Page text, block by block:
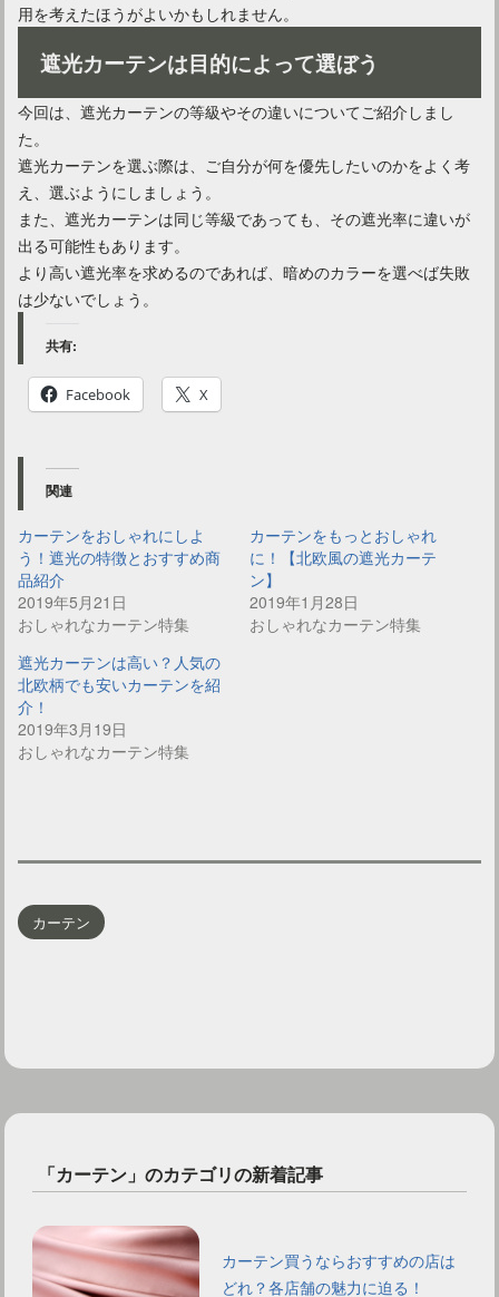
用を考えたほうがよいかもしれません。
遮光カーテンは目的によって選ぼう
今回は、遮光カーテンの等級やその違いについてご紹介しまし
た。
遮光カーテンを選ぶ際は、ご自分が何を優先したいのかをよく考
え、選ぶようにしましょう。
また、遮光カーテンは同じ等級であっても、その遮光率に違いが
出る可能性もあります。
より高い遮光率を求めるのであれば、暗めのカラーを選べば失敗
は少ないでしょう。
共有:
Facebook X
関連
カーテンをおしゃれにしよ
う！遮光の特徴とおすすめ商
品紹介
2019年5月21日
おしゃれなカーテン特集
カーテンをもっとおしゃれ
に！【北欧風の遮光カーテ
ン】
2019年1月28日
おしゃれなカーテン特集
遮光カーテンは高い？人気の
北欧柄でも安いカーテンを紹
介！
2019年3月19日
おしゃれなカーテン特集
カーテン
「カーテン」のカテゴリの新着記事
カーテン買うならおすすめの店は
どれ？各店舗の魅力に迫る！